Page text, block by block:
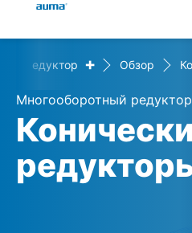
Продукция
Решения
Загрузки
Global
Европа
Азия и Тихий
Поиск
Редуктор + Обзор
Многооборотный редуктор